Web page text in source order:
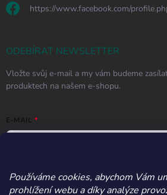
Používáme cookies, abychom Vám
prohlížení webu a díky analýze
https://www.facebook.com/
ODEBÍRAT NEWSLETTER
Vložte svůj e-mail a my vám budeme
produktech na našem e-shopu.
E-MAIL
Vložením e-mailu souhlasíte spodmínkami